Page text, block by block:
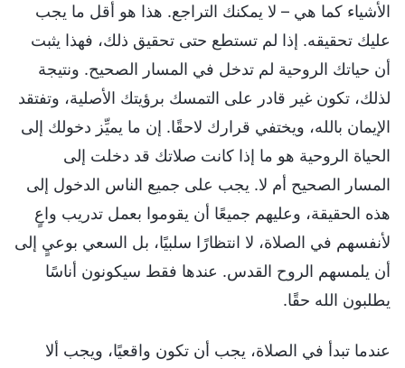
الأشياء كما هي – لا يمكنك التراجع. هذا هو أقل ما يجب
عليك تحقيقه. إذا لم تستطع حتى تحقيق ذلك، فهذا يثبت
أن حياتك الروحية لم تدخل في المسار الصحيح. ونتيجة
لذلك، تكون غير قادر على التمسك برؤيتك الأصلية، وتفتقد
الإيمان بالله، ويختفي قرارك لاحقًا. إن ما يميِّز دخولك إلى
الحياة الروحية هو ما إذا كانت صلاتك قد دخلت إلى
المسار الصحيح أم لا. يجب على جميع الناس الدخول إلى
هذه الحقيقة، وعليهم جميعًا أن يقوموا بعمل تدريب واعٍ
لأنفسهم في الصلاة، لا انتظارًا سلبيًا، بل السعي بوعيٍ إلى
أن يلمسهم الروح القدس. عندها فقط سيكونون أناسًا
يطلبون الله حقًا.
عندما تبدأ في الصلاة، يجب أن تكون واقعيًا، ويجب ألا